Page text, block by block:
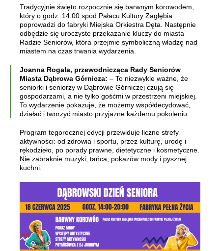
Tradycyjnie święto rozpocznie się barwnym korowodem,
który o godz. 14:00 spod Pałacu Kultury Zagłębia
poprowadzi do fabryki Miejska Orkiestra Dęta. Następnie
odbędzie się uroczyste przekazanie kluczy do miasta
Radzie Seniorów, która przejmie symboliczną władzę nad
miastem na czas trwania wydarzenia.
Joanna Rogala, przewodnicząca Rady Seniorów
Miasta Dąbrowa Górnicza: – To niezwykle ważne, że
seniorki i seniorzy w Dąbrowie Górniczej czują się
gospodarzami, a nie tylko gośćmi w przestrzeni miejskiej.
To wydarzenie pokazuje, że możemy współdecydować,
działać i tworzyć miasto przyjazne każdemu pokoleniu.
Program tegorocznej edycji przewiduje liczne strefy
aktywności: od zdrowia i sportu, przez kulturę, urodę i
rękodzieło, po porady prawne, dietetyczne i kosmetyczne.
Nie zabraknie muzyki, tańca, pokazów mody i pysznej
kuchni.